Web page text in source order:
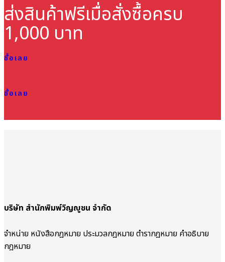
ส่งสินค้าฟรีเมื่อสั่งซื้อครบ
1,000 บาท
ซื้อเลย
ซื้อเลย
บริษัท สำนักพิมพ์วิญญูชน จำกัด
จำหน่าย หนังสือกฎหมาย ประมวลกฎหมาย ตำรากฎหมาย คำอธิบาย
กฎหมาย